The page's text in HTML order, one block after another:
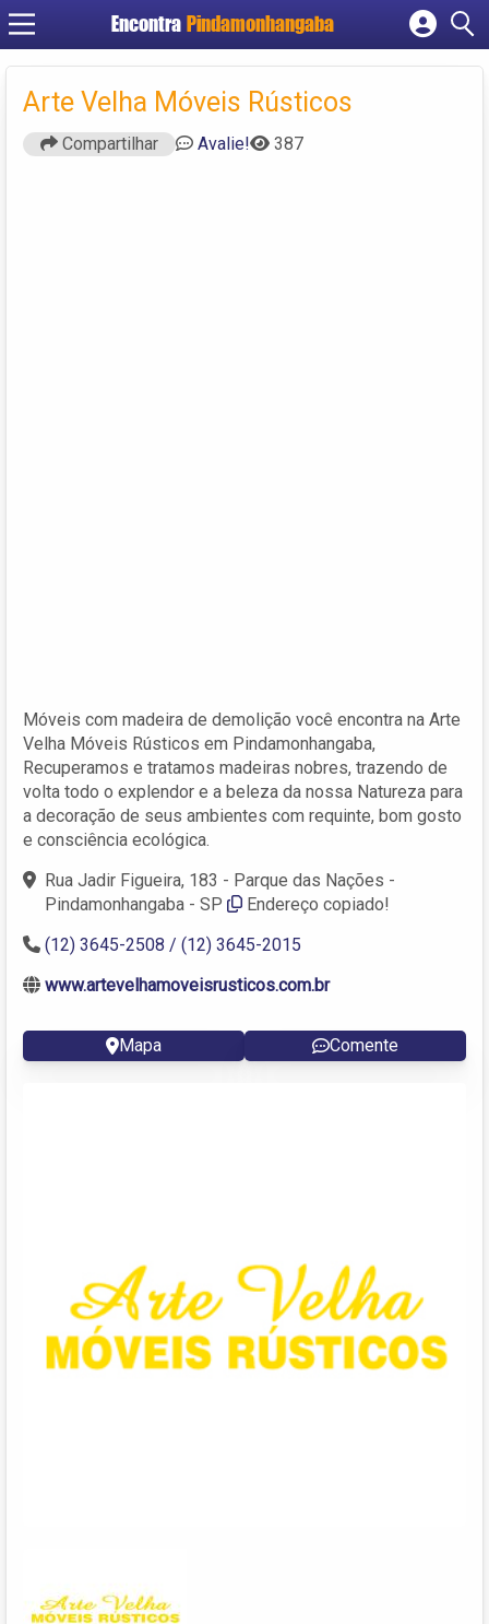
Encontra Pindamonhangaba
Cadastrar empresa
Criar conta
Arte Velha Móveis Rústicos
Compartilhar Avalie! 387
Móveis com madeira de demolição você encontra na Arte
Velha Móveis Rústicos em Pindamonhangaba,
Recuperamos e tratamos madeiras nobres, trazendo de
volta todo o explendor e a beleza da nossa Natureza para
a decoração de seus ambientes com requinte, bom gosto
e consciência ecológica.
Rua Jadir Figueira, 183 - Parque das Nações -
Pindamonhangaba - SP
Endereço copiado!
(12) 3645-2508 / (12) 3645-2015
www.artevelhamoveisrusticos.com.br
Mapa Comente